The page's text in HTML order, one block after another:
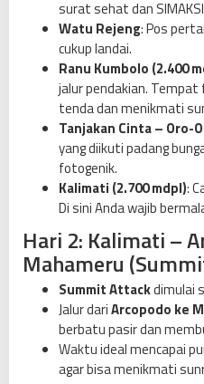
surat sehat dan
Watu Rejeng: Pos
cukup landai.
Ranu Kumbolo (2.400
jalur pendakian.
tenda dan menikmati
Tanjakan Cinta – Oro-
yang diikuti padang
fotogenik.
Kalimati (2.700 mdpl):
Di sini Anda wajib
Hari 2: Kalimati –
Mahameru
Summit Attackdimulai
Jalur dariArcopodo ke
berbatu pasir dan
Waktu ideal mencapai
agar bisa menikmati